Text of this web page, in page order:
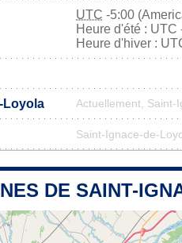
UTC -5:00
Heure d'été : UTC
Heure d'hiver :
Loyola Actuellement, Saint-
Saint-Ignace-de-
DE SAINT-